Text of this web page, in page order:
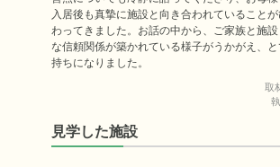
入居後も真摯に施設と向き合われていること
わってきました。お話の中から、ご家族と施
な信頼関係が築かれている様子がうかがえ、
持ちになりました。
取
見学した施設